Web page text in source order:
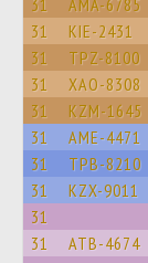
31 AMA-6785
31 KIE-2431
31 TPZ-8100
31 XAO-8308
31 KZM-1645
31 AME-4471
31 TPB-8210
31 KZX-9011
31
31 ATB-4674